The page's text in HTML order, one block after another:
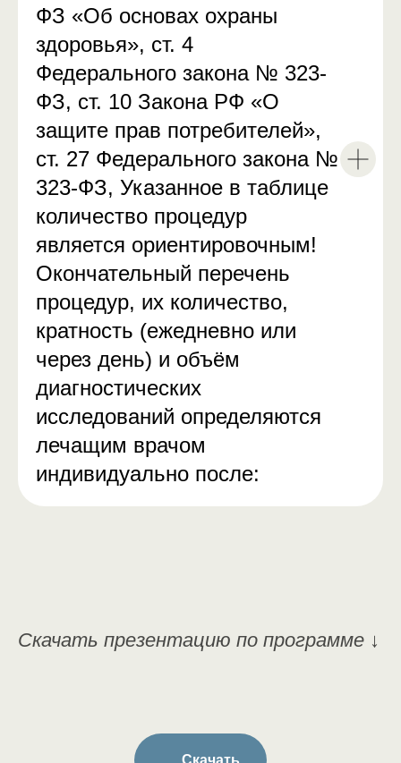
ФЗ «Об основах охраны
здоровья», ст. 4
Федерального закона № 323-
ФЗ, ст. 10 Закона РФ «О
защите прав потребителей»,
ст. 27 Федерального закона №
323-ФЗ, Указанное в таблице
количество процедур
является ориентировочным!
Окончательный перечень
процедур, их количество,
кратность (ежедневно или
через день) и объём
диагностических
исследований определяются
лечащим врачом
индивидуально после:
Скачать презентацию по программе ↓
Скачать